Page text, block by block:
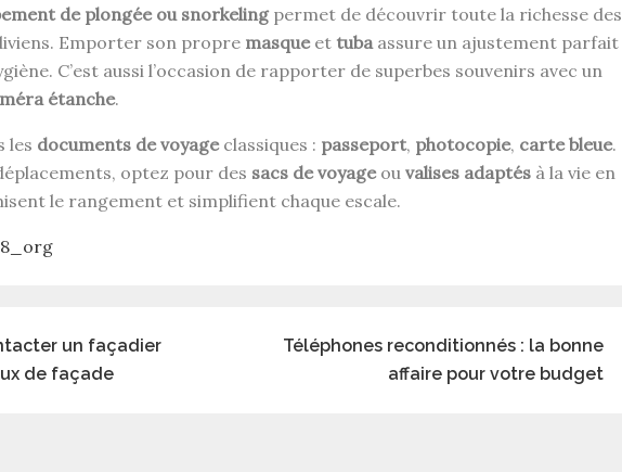
de plongée ou snorkelingpermet de découvrir toute la richesse des
Emporter son propre masqueet tuba assure un ajustement parfait
C’est aussi l’occasion de rapporter de superbes souvenirs avec un
étanche.
les documents de voyageclassiques : passeport, photocopie, carte bleue.
optez pour des sacs de voyageou valises adaptés à la vie en
le rangement et simplifient chaque escale.
un façadier
de façade
Téléphones reconditionnés : la bonne
affaire pour votre budget